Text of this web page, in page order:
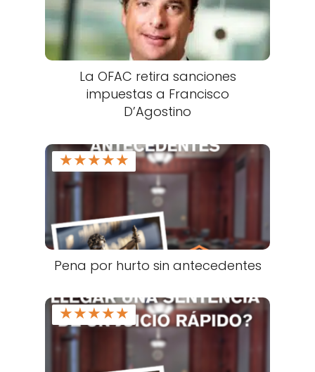
La OFAC retira sanciones
impuestas a Francisco
D’Agostino
★★★★★
Pena por hurto sin antecedentes
★★★★★